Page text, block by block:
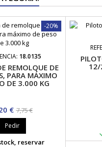
-20%
18.0135
REMOLQUE DE
PARA MÁXIMO
DE 3.000 KG
€ Precio
base
7,75 €
Pedir
reservar
12/